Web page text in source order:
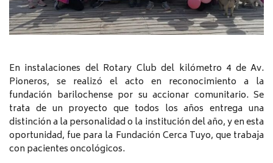
En instalaciones del Rotary Club del kilómetro 4 de Av.
Pioneros, se realizó el acto en reconocimiento a la
fundación barilochense por su accionar comunitario. Se
trata de un proyecto que todos los años entrega una
distinción a la personalidad o la institución del año, y en esta
oportunidad, fue para la Fundación Cerca Tuyo, que trabaja
con pacientes oncológicos.